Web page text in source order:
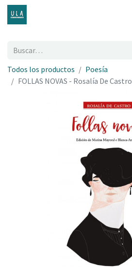
Todos los productos
Poesía
FOLLAS NOVAS - Rosalía De Castro